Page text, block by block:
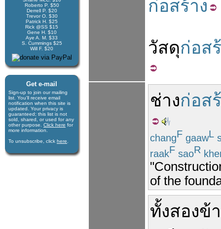
Roberto P. $50
Derrell P. $20
Trevor O. $30
Patrick H. $25
Rick @SS $15
Gene H. $10
Aye A. M. $33
S. Cummings $25
Will F. $20
Get e-mail
Sign-up to join our mail­ing
list. You'll receive e­mail
notification when this site is
updated. Your privacy is
guaran­teed; this list is not
sold, shared, or used for any
other purpose. Click here for
more infor­mation.
To unsubscribe, click here
ก่อสร้าง
วัสดุก่อส
ช่างก่อส
changF gaawL
raakF saoR
of the
ทั้งสองข้